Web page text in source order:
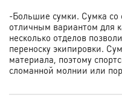
-Большие сумки. Сумка со
отличным вариантом для
несколько отделов
переноску экипировки.
материала, поэтому
сломанной молнии или